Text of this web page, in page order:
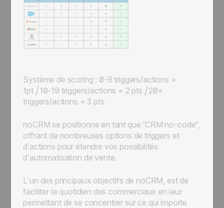
Système de scoring : 0-9 triggers/actions =
1pt⎪10-19 triggers/actions = 2 pts⎪20+
triggers/actions = 3 pts
noCRM se positionne en tant que “CRM no-code”,
offrant de nombreuses options de triggers et
d’actions pour étendre vos possibilités
d’automatisation de vente.
L’un des principaux objectifs de noCRM, est de
faciliter le quotidien des commerciaux en leur
permettant de se concentrer sur ce qui importe